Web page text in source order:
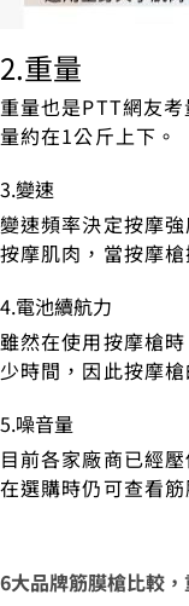
2.重量
重量也是PTT網友
量約在1公斤上下。
3.變速
變速頻率決定按摩
按摩肌肉，當按摩
4.電池續航力
雖然在使用按摩槍
少時間，因此按摩
5.噪音量
目前各家廠商已經
在選購時仍可查看
6大品牌筋膜槍比較